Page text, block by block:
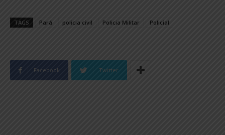
TAGS Pará policia civil Policia Militar Policial
Facebook Twitter